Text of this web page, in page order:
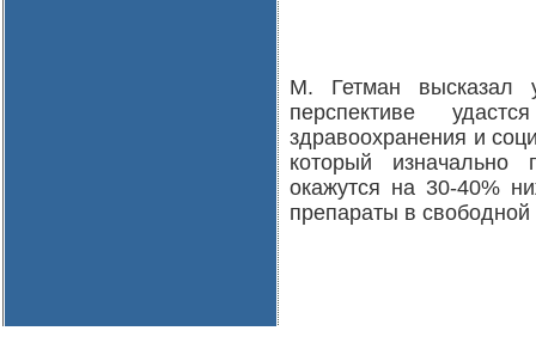
М. Гетман высказал
перспективе
здравоохранения и
который изначально
окажутся на 30-40%
препараты в